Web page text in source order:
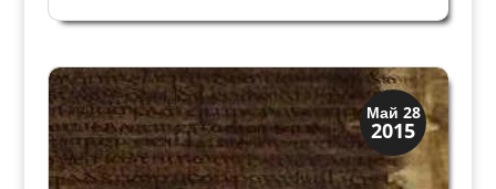
название деревни Караваджо и стало его
Стефано ин Броло в Милане в...
Май 28
2015
История
Открытия